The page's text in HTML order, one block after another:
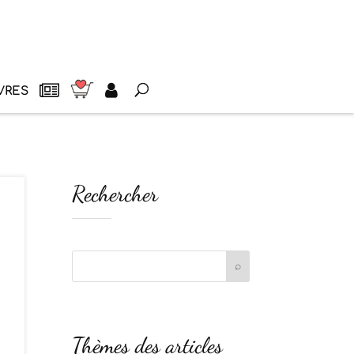
Rechercher
Thèmes des articles